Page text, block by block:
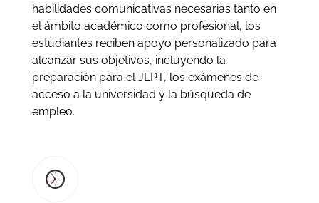
habilidades comunicativas necesarias tanto en
el ámbito académico como profesional, los
estudiantes reciben apoyo personalizado para
alcanzar sus objetivos, incluyendo la
preparación para el JLPT, los exámenes de
acceso a la universidad y la búsqueda de
empleo.